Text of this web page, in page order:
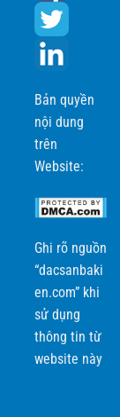
Bản quyền
nội dung
trên
Website:
Ghi rõ nguồn
“dacsanbaki
en.com” khi
sử dụng
thông tin từ
website này